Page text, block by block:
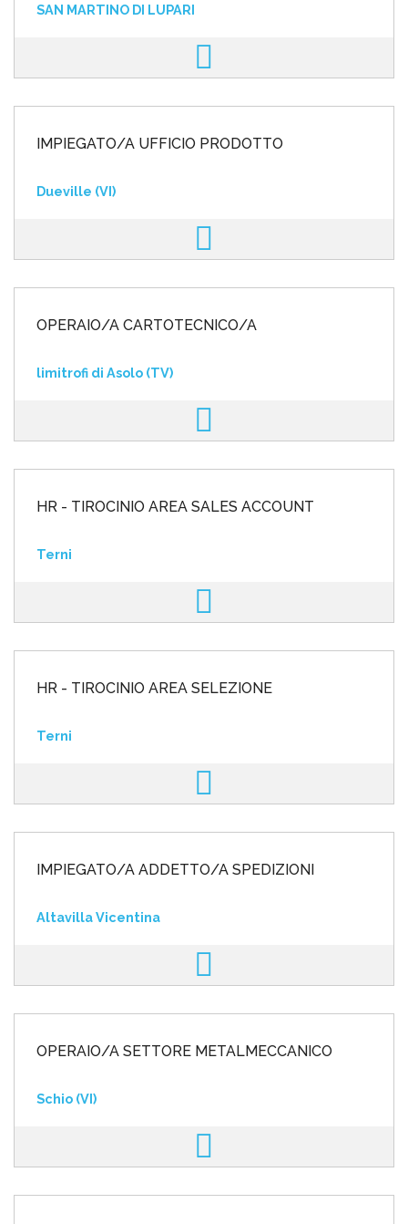
SAN MARTINO DI LUPARI
IMPIEGATO/A UFFICIO PRODOTTO
Dueville (VI)
OPERAIO/A CARTOTECNICO/A
limitrofi di Asolo (TV)
HR - TIROCINIO AREA SALES ACCOUNT
Terni
HR - TIROCINIO AREA SELEZIONE
Terni
IMPIEGATO/A ADDETTO/A SPEDIZIONI
Altavilla Vicentina
OPERAIO/A SETTORE METALMECCANICO
Schio (VI)